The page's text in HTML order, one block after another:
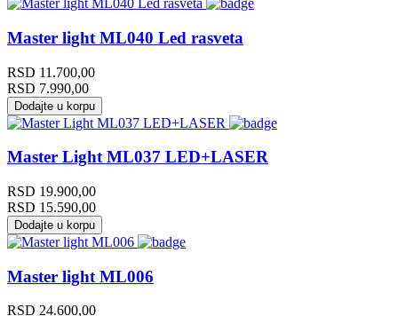
Master light ML040 Led rasveta
RSD 11.700,00
RSD 7.990,00
Dodajte u korpu
Master Light ML037 LED+LASER
RSD 19.900,00
RSD 15.590,00
Dodajte u korpu
Master light ML006
RSD 24.600,00